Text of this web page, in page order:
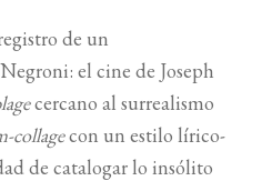
de un
el cine de Joseph
cercano al surrealismo
collagecon un estilo lírico-
de catalogar lo insólito